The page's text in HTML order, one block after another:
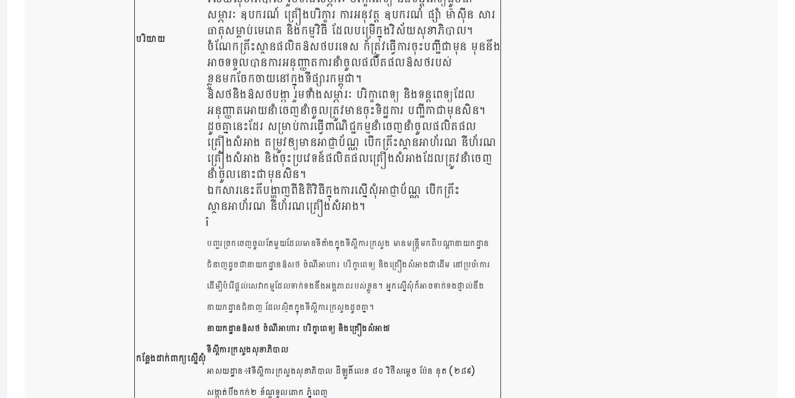
បរិយាយ
សម្ភារៈ ឧបករណ៍ គ្រឿងបរិក្ខារ ការអនុវត្ត ឧបករណ៍ ផ្សាំ ម៉ាស៊ីន សារ
ធាតុសម្លាប់មេរោគ និងកម្មវិធី ដែលបម្រើក្នុងវិស័យសុខាភិបាល។
ចំណែកគ្រឹះស្ថានផលិតឱសថបរទេស ក៏ត្រូវធ្វើការចុះបញ្ជីជាមុន មុននឹង
អាចទទួលបានការអនុញ្ញាតការនាំចូលផលិតផលឱសថរបស់
ខ្លួនមកចែកចាយនៅក្នុងទីផ្សារកម្ពុជា។
ឱសថនិងឱសថបង្កា រួមទាំងសម្ភារៈ បរិក្ខាពេទ្យ និងទន្តពេទ្យដែល
អនុញ្ញាតអោយនាំចេញនាំចូលត្រូវមានចុះទិដ្ឋការ បញ្ជីកាជាមុនសិន។
ដូចគ្នានេះដែរ សម្រាប់ការធ្វើពាណិជ្ជកម្មនាំចេញនាំចូលផលិតផល
គ្រឿងសំអាង តម្រូវឲ្យមានអាជ្ញាប័ណ្ណ បើកគ្រឹះស្ថានអាហ័រណ នីហ័រណ
គ្រឿងសំអាង និងចុះប្រវេទន៏ផលិតផលគ្រឿងសំអាងដែលត្រូវនាំចេញ
នាំចូលនោះជាមុនសិន។
ឯកសារនេះគឹបង្ហាញពីនិតិវិធីក្នុងការស្នើសុំអាជ្ញាប័ណ្ណ បើកគ្រឹះ
ស្ថានអាហ័រណ នីហ័រណគ្រឿងសំអាង។
កន្លែងដាក់ពាក្យស្នើសុំ
បញ្ជរច្រកចេញចូលតែមួយដែលមានទីតាំងក្នុងទីស្តីការក្រសួង មានមន្រ្តីមកពីបណ្តានាយកដ្ឋាន
ជំនាញដូចជានាយកដ្ឋានឱសថ ចំណីអាហារ បរិក្ខាពេទ្យ និងគ្រឿងសំអាងជាដើម នៅប្រចាំការ
ដើម្បីបំរើផ្តល់សេវាកម្មដែលទាក់ទងនឹងអង្គភាពរបស់ខ្លួន។ អ្នកស្នើសុំក៏អាចទាក់ទងផ្ទាល់នឹង
នាយកដ្ឋានជំនាញ ដែលស្ថិតក្នុងទីស្តីការក្រសួងដូចគ្នា។
នាយកដ្ឋានឱសថ ចំណីអាហារ បរិក្ខាពេទ្យ និងគ្រឿងសំអាង
ទីស្តីការក្រសួងសុខាភិបាល
អាសយដ្ឋាន៖ ទីស្តីការក្រសួងសុខាភិបាល ដីឡូតិ៍លេខ ៨០ វិថីសម្តេច ប៉ែន នុត (២៨៩)
សង្កាត់បឹងកក់២ ខ័ណ្ឌទួលគោក ភ្នំពេញ